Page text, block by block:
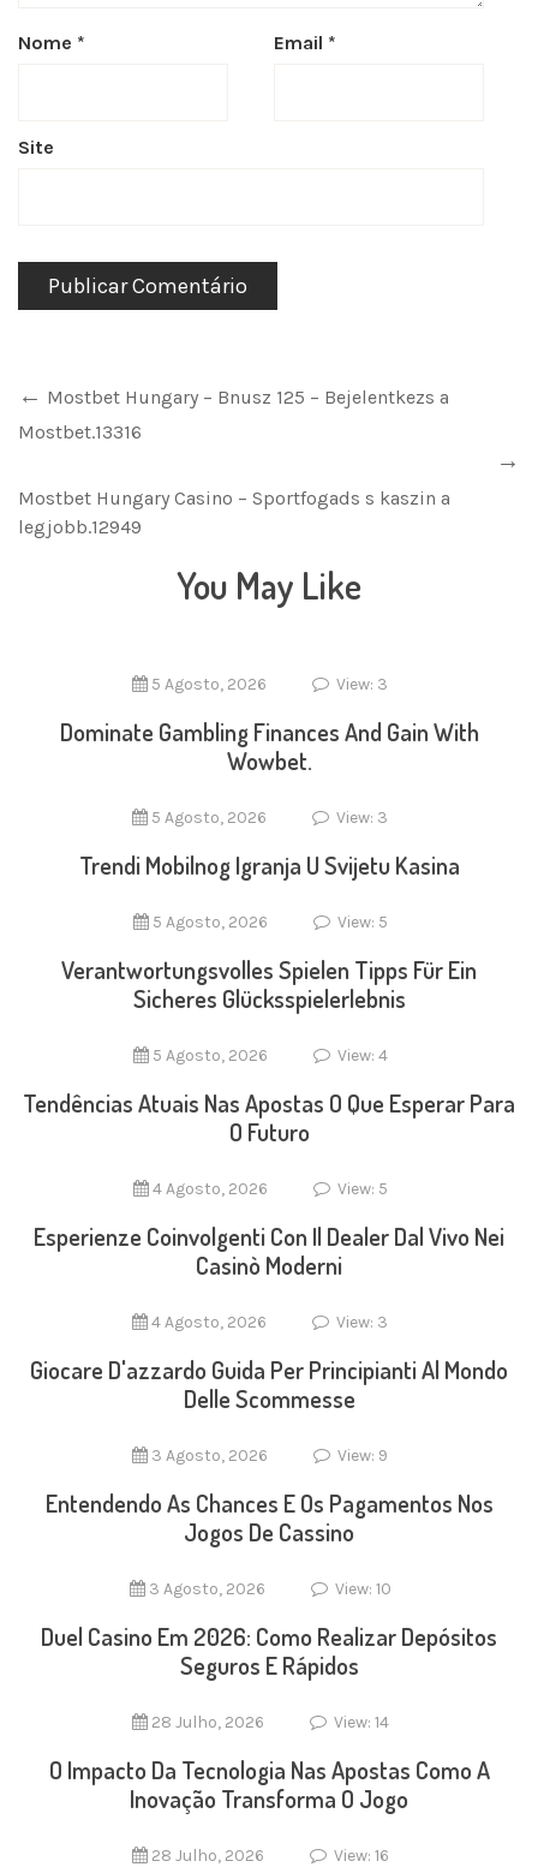
Nome * Email *
Site
Mostbet Hungary – Bnusz 125 – Bejelentkezs a
Mostbet.13316
Mostbet Hungary Casino – Sportfogads s kaszin a
legjobb.12949
You May Like
5 Agosto, 2026 View: 3
Dominate Gambling Finances And Gain With
Wowbet.
5 Agosto, 2026 View: 3
Trendi Mobilnog Igranja U Svijetu Kasina
5 Agosto, 2026 View: 5
Verantwortungsvolles Spielen Tipps Für Ein
Sicheres Glücksspielerlebnis
5 Agosto, 2026 View: 4
Tendências Atuais Nas Apostas O Que Esperar Para
O Futuro
4 Agosto, 2026 View: 5
Esperienze Coinvolgenti Con Il Dealer Dal Vivo Nei
Casinò Moderni
4 Agosto, 2026 View: 3
Giocare D'azzardo Guida Per Principianti Al Mondo
Delle Scommesse
3 Agosto, 2026 View: 9
Entendendo As Chances E Os Pagamentos Nos
Jogos De Cassino
3 Agosto, 2026 View: 10
Duel Casino Em 2026: Como Realizar Depósitos
Seguros E Rápidos
28 Julho, 2026 View: 14
O Impacto Da Tecnologia Nas Apostas Como A
Inovação Transforma O Jogo
28 Julho, 2026 View: 16